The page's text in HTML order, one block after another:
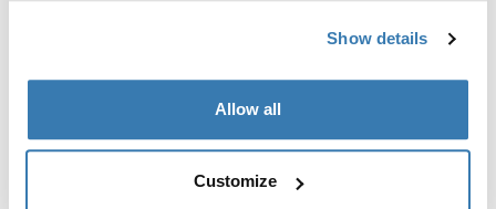
Show details
Allow all
Customize
Výrobní informace
Registrovaná ochranná známka: Thule Sweden AB
Název výrobce: Thule Sweden
Adresa výrobce: Borggatan 5, 335 73 Hillerstorp,